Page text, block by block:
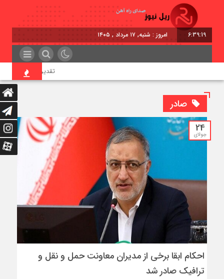
6:39:19 امروز : شنبه, ۱۷ مرداد , ۱۴۰۵
تقدیر معاون اول
صادر
24
جولای
احکام ابقا برخی از مدیران معاونت حمل و نقل و
ترافیک صادر شد